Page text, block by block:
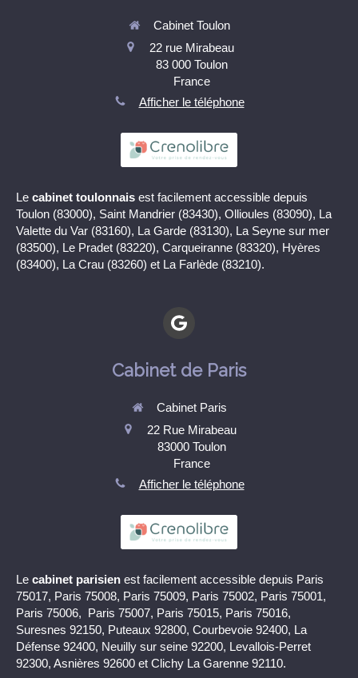
Cabinet Toulon
22 rue Mirabeau
83 000 Toulon
France
Afficher le téléphone
Le cabinet toulonnais est facilement accessible depuis
Toulon (83000), Saint Mandrier (83430), Ollioules (83090), La
Valette du Var (83160), La Garde (83130), La Seyne sur mer
(83500), Le Pradet (83220), Carqueiranne (83320), Hyères
(83400), La Crau (83260) et La Farlède (83210).
Cabinet de Paris
Cabinet Paris
22 Rue Mirabeau
83000 Toulon
France
Afficher le téléphone
Le cabinet parisien est facilement accessible depuis Paris
75017, Paris 75008, Paris 75009, Paris 75002, Paris 75001,
Paris 75006, Paris 75007, Paris 75015, Paris 75016,
Suresnes 92150, Puteaux 92800, Courbevoie 92400, La
Défense 92400, Neuilly sur seine 92200, Levallois-Perret
92300, Asnières 92600 et Clichy La Garenne 92110.